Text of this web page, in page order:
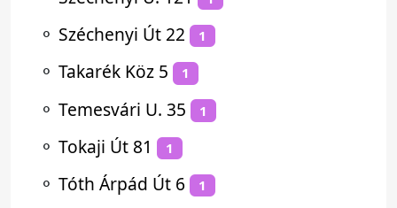
⚬ Széchenyi Út 22 1
⚬ Takarék Köz 5 1
⚬ Temesvári U. 35 1
⚬ Tokaji Út 81 1
⚬ Tóth Árpád Út 6 1